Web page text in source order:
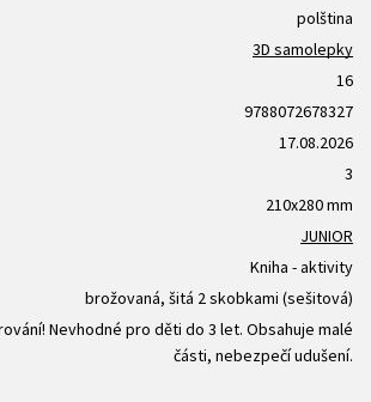
polština
3D samolepky
16
9788072678327
17.08.2026
3
210x280 mm
JUNIOR
Kniha - aktivity
brožovaná, šitá 2 skobkami (sešitová)
Nevhodné pro děti do 3 let. Obsahuje malé
části, nebezpečí udušení.